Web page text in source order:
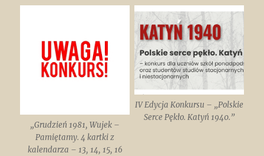
„Grudzień 1981, Wujek –
Pamiętamy. 4 kartki z
kalendarza – 13, 14, 15, 16
IV Edycja Konkursu – „Polskie
Serce Pękło. Katyń 1940.”